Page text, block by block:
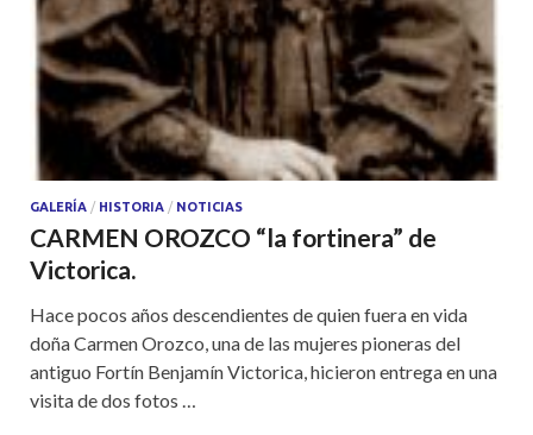
GALERÍA / HISTORIA / NOTICIAS
CARMEN OROZCO “la fortinera” de
Victorica.
Hace pocos años descendientes de quien fuera en vida
doña Carmen Orozco, una de las mujeres pioneras del
antiguo Fortín Benjamín Victorica, hicieron entrega en una
visita de dos fotos …